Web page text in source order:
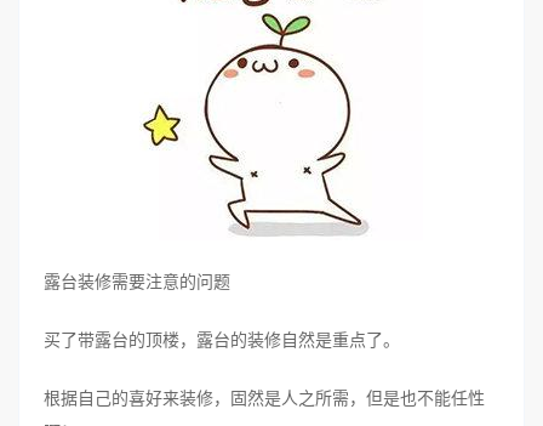
露台装修需要注意的问题
买了带露台的顶楼，露台的装修自然是重点了。
根据自己的喜好来装修，固然是人之所需，但是也不能任性